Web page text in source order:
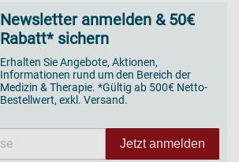
Newsletter anmelden & 50€
Rabatt* sichern
Erhalten Sie Angebote, Aktionen,
Informationen rund um den Bereich der
Medizin & Therapie. *Gültig ab 500€ Netto-
Bestellwert, exkl. Versand.
Jetzt anmelden